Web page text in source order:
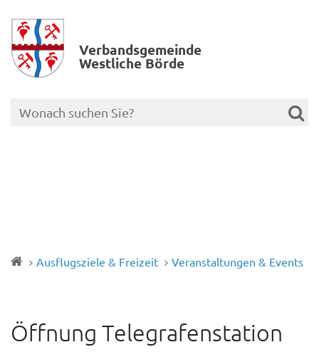
Verbands­gemeinde
Westliche Börde
Ausflugsziele & Freizeit Veranstaltungen & Events
Öffnung Telegrafenstation